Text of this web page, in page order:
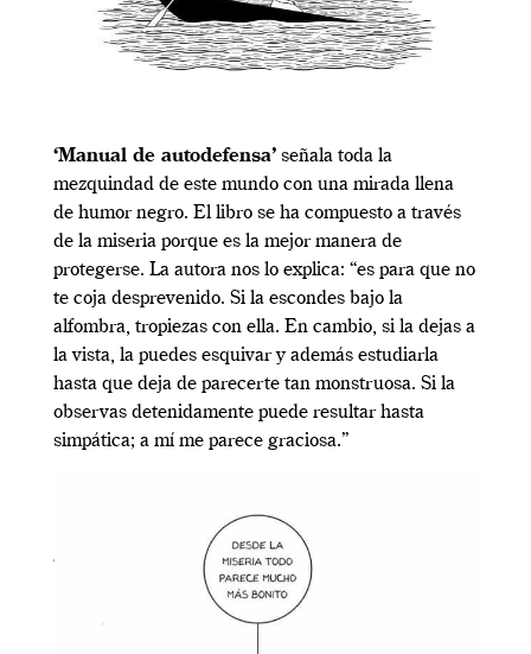
‘Manual de autodefensa’ señala toda la
mezquindad de este mundo con una mirada llena
de humor negro. El libro se ha compuesto a través
de la miseria porque es la mejor manera de
protegerse. La autora nos lo explica: “es para que no
te coja desprevenido. Si la escondes bajo la
alfombra, tropiezas con ella. En cambio, si la dejas a
la vista, la puedes esquivar y además estudiarla
hasta que deja de parecerte tan monstruosa. Si la
observas detenidamente puede resultar hasta
simpática; a mí me parece graciosa.”